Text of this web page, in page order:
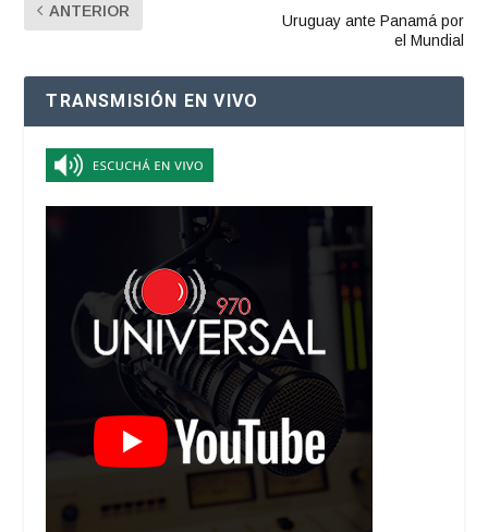
ANTERIOR
Uruguay ante Panamá por
el Mundial
TRANSMISIÓN EN VIVO